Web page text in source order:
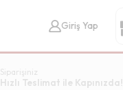
Giriş Yap
Siparişiniz
Hızlı Teslimat ile Kapınızda!